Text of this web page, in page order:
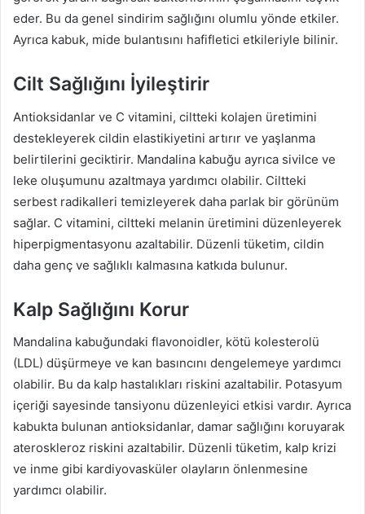
eder. Bu da genel sindirim sağlığını olumlu yönde etkiler.
Ayrıca kabuk, mide bulantısını hafifletici etkileriyle bilinir.
Cilt Sağlığını İyileştirir
Antioksidanlar ve C vitamini, ciltteki kolajen üretimini
destekleyerek cildin elastikiyetini artırır ve yaşlanma
belirtilerini geciktirir. Mandalina kabuğu ayrıca sivilce ve
leke oluşumunu azaltmaya yardımcı olabilir. Ciltteki
serbest radikalleri temizleyerek daha parlak bir görünüm
sağlar. C vitamini, ciltteki melanin üretimini düzenleyerek
hiperpigmentasyonu azaltabilir. Düzenli tüketim, cildin
daha genç ve sağlıklı kalmasına katkıda bulunur.
Kalp Sağlığını Korur
Mandalina kabuğundaki flavonoidler, kötü kolesterolü
(LDL) düşürmeye ve kan basıncını dengelemeye yardımcı
olabilir. Bu da kalp hastalıkları riskini azaltabilir. Potasyum
içeriği sayesinde tansiyonu düzenleyici etkisi vardır. Ayrıca
kabukta bulunan antioksidanlar, damar sağlığını koruyarak
ateroskleroz riskini azaltabilir. Düzenli tüketim, kalp krizi
ve inme gibi kardiyovasküler olayların önlenmesine
yardımcı olabilir.